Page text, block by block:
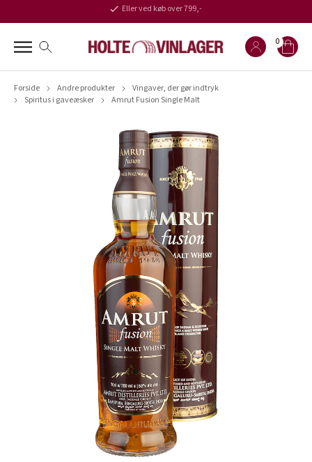
Eller ved køb over 799,-
0
Forside Andre produkter
Vingaver, der gør indtryk
Spiritus i gaveæsker
Amrut Fusion Single Malt